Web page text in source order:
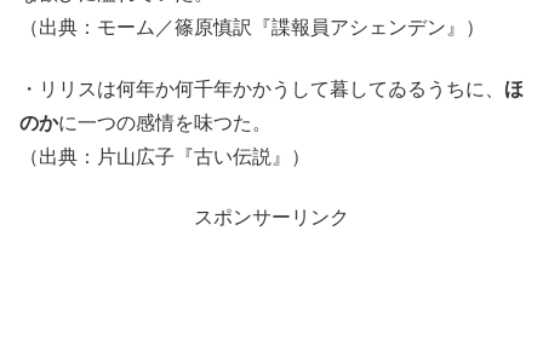
（出典：モーム／篠原慎訳『諜報員アシェンデン』）
・リリスは何年か何千年かかうして暮してゐるうちに、 ほ
のかに一つの感情を味つた。
（出典：片山広子『古い伝説』）
スポンサーリンク